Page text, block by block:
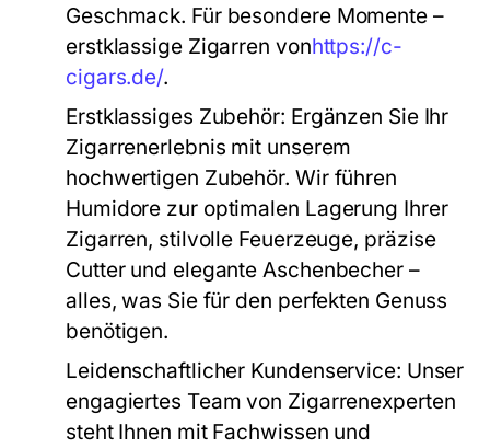
Geschmack. Für besondere Momente –
erstklassige Zigarren vonhttps://c-
cigars.de/.
Erstklassiges Zubehör: Ergänzen Sie Ihr
Zigarrenerlebnis mit unserem
hochwertigen Zubehör. Wir führen
Humidore zur optimalen Lagerung Ihrer
Zigarren, stilvolle Feuerzeuge, präzise
Cutter und elegante Aschenbecher –
alles, was Sie für den perfekten Genuss
benötigen.
Leidenschaftlicher Kundenservice: Unser
engagiertes Team von Zigarrenexperten
steht Ihnen mit Fachwissen und